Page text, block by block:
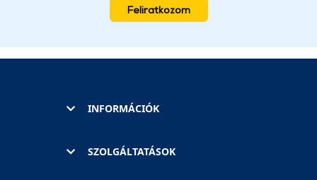
Feliratkozom
INFORMÁCIÓK
SZOLGÁLTATÁSOK